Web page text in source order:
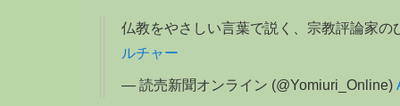
仏教をやさしい言葉で説く、宗教評論家
ルチャー
— 読売新聞オンライン (@Yomiuri_Online)